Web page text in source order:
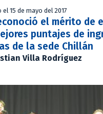
el 15 de mayo del 2017
el mérito de
puntajes de
de la sede Chillán
Villa Rodríguez